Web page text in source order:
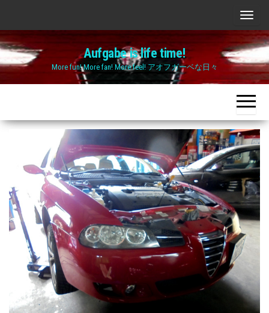
the
content
ナ
ビ
ゲ
ー
シ
ョ
ン
切
り
替
え
Aufgabe is life time!
More fun! More fan! More feel! アオフガーベな日々